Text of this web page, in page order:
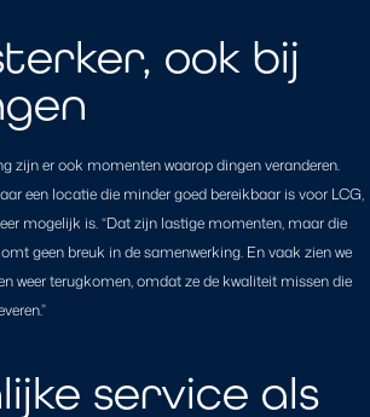
ook bij
zijn er ook momenten waarop dingen veranderen.
een locatie die minder goed bereikbaar is voor LCG,
mogelijk is. “Dat zijn lastige momenten, maar die
geen breuk in de samenwerking. En vaak zien we
weer terugkomen, omdat ze de kwaliteit missen die
service als